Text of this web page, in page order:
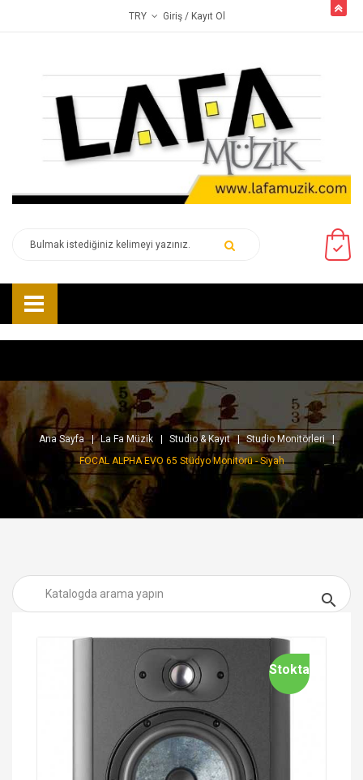
TRY Giriş / Kayıt Ol
Ana Sayfa La Fa Müzik Studio & Kayıt
Studio Monitörleri
FOCAL ALPHA EVO 65 Stüdyo Monitörü - Siyah

Stokta